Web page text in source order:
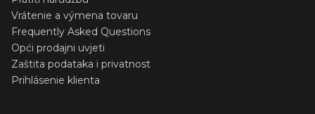
Vrátenie a výmena tovaru
Frequently Asked Questions
Opći prodajni uvjeti
Zaštita podataka i privatnost
Prihlásenie klienta